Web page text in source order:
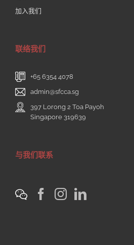
加入我们
联络我们
+65 6354 4078
admin@sfcca.sg
397 Lorong 2 Toa Payoh
Singapore 319639
与我们联系